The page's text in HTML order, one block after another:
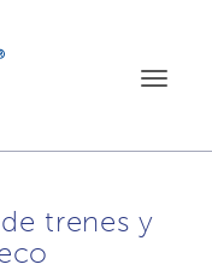
Toggle
trenes y